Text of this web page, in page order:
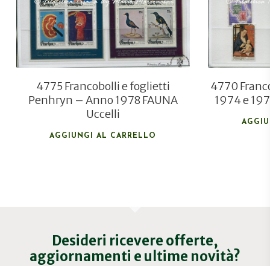
4775 Francobolli e foglietti
Penhryn – Anno 1978 FAUNA
Uccelli
AGGIUNGI AL CARRELLO
4770
1974 e
Desideri ricevere offerte,
aggiornamenti e ultime novità?